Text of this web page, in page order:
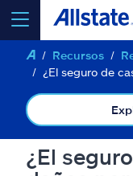
seleccionar un
Select a Product
Recursos
¿El seguro de
¿El